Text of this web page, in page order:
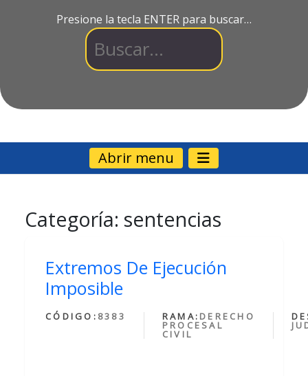
Presione la tecla ENTER para buscar…
Abrir menu
Categoría: sentencias
Extremos De Ejecución
Imposible
CÓDIGO: 8383 RAMA: DERECHO
PROCESAL
CIVIL